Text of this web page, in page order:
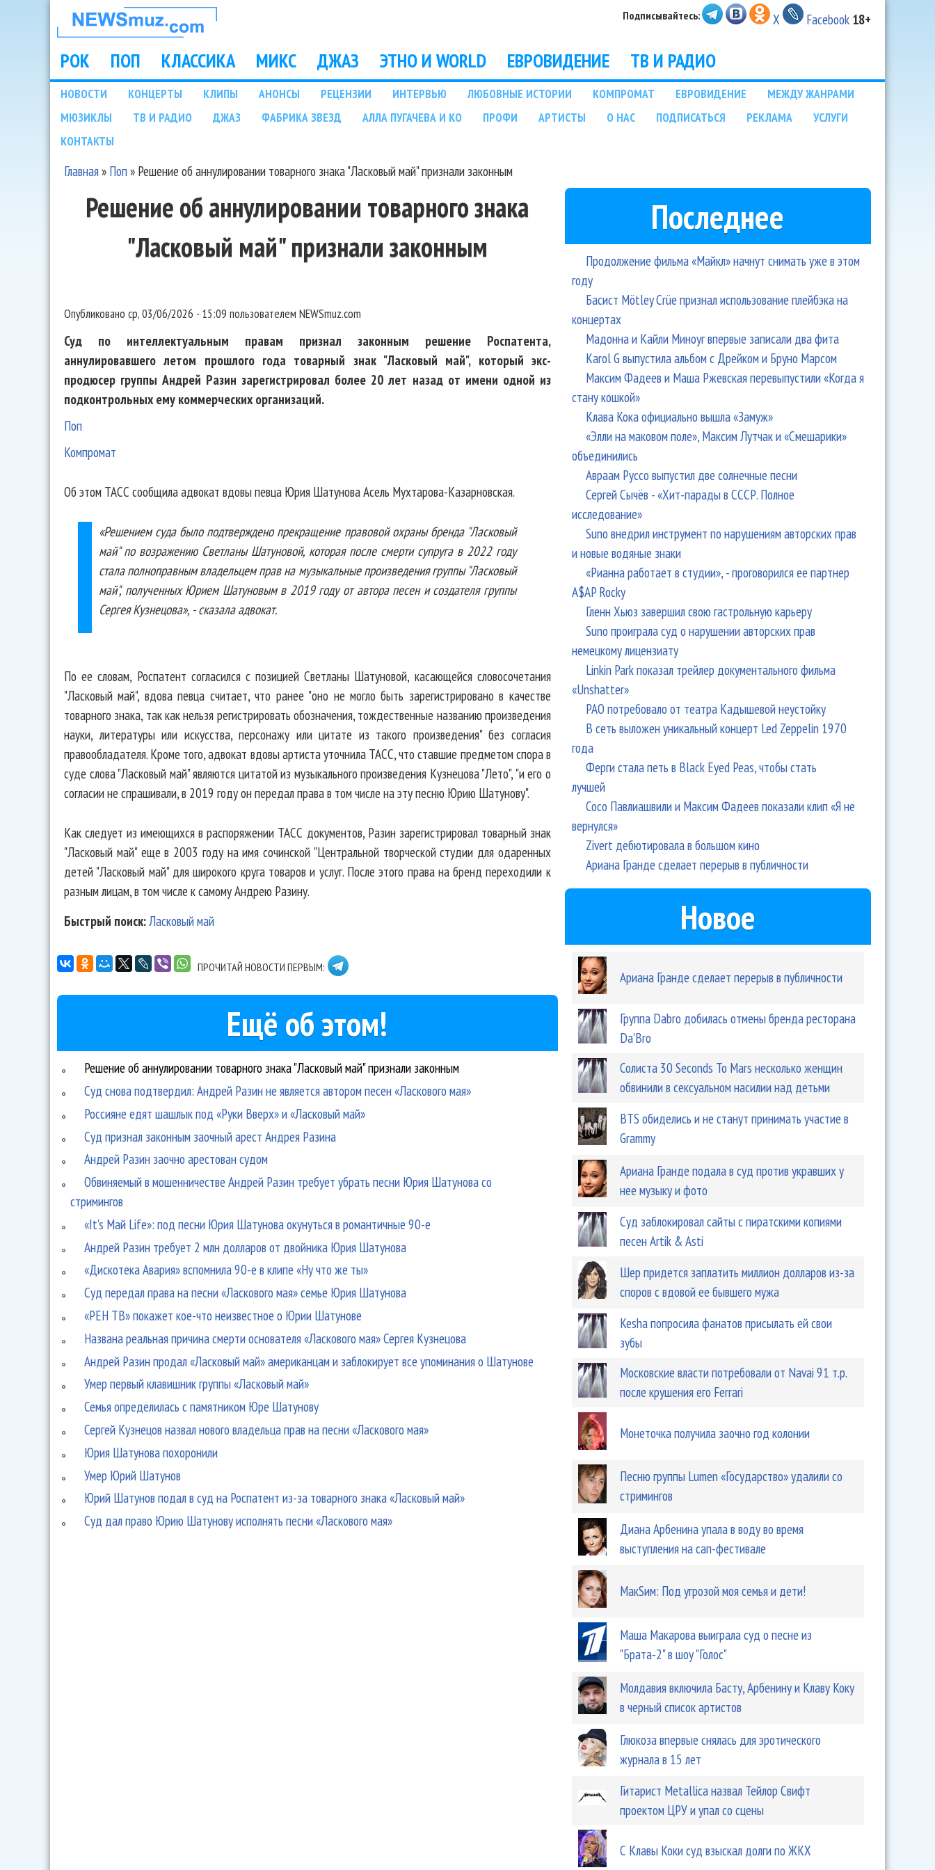
НОВОСТИ
МУЗЫКИ И
ШОУ БИЗНЕСА
NEWSMUZ.COM
Подписывайтесь: X Facebook 18+
Main menu
РОК ПОП КЛАССИКА МИКС ДЖАЗ ЭТНО И WORLD ЕВРОВИДЕНИЕ ТВ И РАДИО
Подразделы
НОВОСТИ КОНЦЕРТЫ КЛИПЫ АНОНСЫ РЕЦЕНЗИИ ИНТЕРВЬЮ ЛЮБОВНЫЕ ИСТОРИИ КОМПРОМАТ ЕВРОВИДЕНИЕ
МЕЖДУ ЖАНРАМИ
МЮЗИКЛЫ
ТВ И РАДИО ДЖАЗ ФАБРИКА ЗВЕЗД АЛЛА ПУГАЧЕВА И КО ПРОФИ АРТИСТЫ О НАС ПОДПИСАТЬСЯ РЕКЛАМА
УСЛУГИ
КОНТАКТЫ
Главная» Поп» Решение об аннулировании товарного знака "Ласковый май" признали законным
Решение об аннулировании товарного знака
"Ласковый май" признали законным
Опубликовано ср, 03/06/2026 - 15:09 пользователем NEWSmuz.com
Суд по интеллектуальным правам признал законным решение Роспатента,
аннулировавшего летом прошлого года товарный знак "Ласковый май", который экс-
продюсер группы Андрей Разин зарегистрировал более 20 лет назад от имени одной из
подконтрольных ему коммерческих организаций.
Поп
Компромат
Об этом ТАСС сообщила адвокат вдовы певца Юрия Шатунова Асель Мухтарова-Казарновская.
«Решением суда было подтверждено прекращение правовой охраны бренда "Ласковый
май" по возражению Светланы Шатуновой, которая после смерти супруга в 2022 году
стала полноправным владельцем прав на музыкальные произведения группы "Ласковый
май", полученных Юрием Шатуновым в 2019 году от автора песен и создателя группы
Сергея Кузнецова», - сказала адвокат.
По ее словам, Роспатент согласился с позицией Светланы Шатуновой, касающейся словосочетания
"Ласковый май", вдова певца считает, что ранее "оно не могло быть зарегистрировано в качестве
товарного знака, так как нельзя регистрировать обозначения, тождественные названию произведения
науки, литературы или искусства, персонажу или цитате из такого произведения" без согласия
правообладателя. Кроме того, адвокат вдовы артиста уточнила ТАСС, что ставшие предметом спора в
суде слова "Ласковый май" являются цитатой из музыкального произведения Кузнецова "Лето", "и его о
согласии не спрашивали, в 2019 году он передал права в том числе на эту песню Юрию Шатунову".
Как следует из имеющихся в распоряжении ТАСС документов, Разин зарегистрировал товарный знак
"Ласковый май" еще в 2003 году на имя сочинской "Центральной творческой студии для одаренных
детей "Ласковый май" для широкого круга товаров и услуг. После этого права на бренд переходили к
разным лицам, в том числе к самому Андрею Разину.
Быстрый поиск:Ласковый май
ПРОЧИТАЙ НОВОСТИ ПЕРВЫМ:
Ещё об этом!
Решение об аннулировании товарного знака "Ласковый май" признали законным
Суд снова подтвердил: Андрей Разин не является автором песен «Ласкового мая»
Россияне едят шашлык под «Руки Вверх» и «Ласковый май»
Суд признал законным заочный арест Андрея Разина
Андрей Разин заочно арестован судом
Обвиняемый в мошенничестве Андрей Разин требует убрать песни Юрия Шатунова со
стримингов
«It's Май Life»: под песни Юрия Шатунова окунуться в романтичные 90-е
Андрей Разин требует 2 млн долларов от двойника Юрия Шатунова
«Дискотека Авария» вспомнила 90-е в клипе «Ну что же ты»
Суд передал права на песни «Ласкового мая» семье Юрия Шатунова
«РЕН ТВ» покажет кое-что неизвестное о Юрии Шатунове
Названа реальная причина смерти основателя «Ласкового мая» Сергея Кузнецова
Андрей Разин продал «Ласковый май» американцам и заблокирует все упоминания о Шатунове
Умер первый клавишник группы «Ласковый май»
Семья определилась с памятником Юре Шатунову
Сергей Кузнецов назвал нового владельца прав на песни «Ласкового мая»
Юрия Шатунова похоронили
Умер Юрий Шатунов
Юрий Шатунов подал в суд на Роспатент из-за товарного знака «Ласковый май»
Суд дал право Юрию Шатунову исполнять песни «Ласкового мая»
Последнее
Продолжение фильма «Майкл» начнут снимать уже в этом
году
Басист Mötley Crüe признал использование плейбэка на
концертах
Мадонна и Кайли Миноуг впервые записали два фита
Karol G выпустила альбом с Дрейком и Бруно Марсом
Максим Фадеев и Маша Ржевская перевыпустили «Когда я
стану кошкой»
Клава Кока официально вышла «Замуж»
«Элли на маковом поле», Максим Лутчак и «Смешарики»
объединились
Авраам Руссо выпустил две солнечные песни
Сергей Сычёв - «Хит-парады в СССР. Полное
исследование»
Suno внедрил инструмент по нарушениям авторских прав
и новые водяные знаки
«Рианна работает в студии», - проговорился ее партнер
A$AP Rocky
Гленн Хьюз завершил свою гастрольную карьеру
Suno проиграла суд о нарушении авторских прав
немецкому лицензиату
Linkin Park показал трейлер документального фильма
«Unshatter»
РАО потребовало от театра Кадышевой неустойку
В сеть выложен уникальный концерт Led Zeppelin 1970
года
Ферги стала петь в Black Eyed Peas, чтобы стать
лучшей
Сосо Павлиашвили и Максим Фадеев показали клип «Я не
вернулся»
Zivert дебютировала в большом кино
Ариана Гранде сделает перерыв в публичности
Новое
Ариана Гранде сделает перерыв в публичности
Группа Dabro добилась отмены бренда ресторана
Da'Bro
Солиста 30 Seconds To Mars несколько женщин
обвинили в сексуальном насилии над детьми
BTS обиделись и не станут принимать участие в
Grammy
Ариана Гранде подала в суд против укравших у
нее музыку и фото
Суд заблокировал сайты с пиратскими копиями
песен Artik & Asti
Шер придется заплатить миллион долларов из-за
споров с вдовой ее бывшего мужа
Kesha попросила фанатов присылать ей свои
зубы
Московские власти потребовали от Navai 91 т.р.
после крушения его Ferrari
Монеточка получила заочно год колонии
Песню группы Lumen «Государство» удалили со
стримингов
Диана Арбенина упала в воду во время
выступления на сап-фестивале
МакSим: Под угрозой моя семья и дети!
Маша Макарова выиграла суд о песне из
"Брата-2" в шоу "Голос"
Молдавия включила Басту, Арбенину и Клаву Коку
в черный список артистов
Глюкоза впервые снялась для эротического
журнала в 15 лет
Гитарист Metallica назвал Тейлор Свифт
проектом ЦРУ и упал со сцены
С Клавы Коки суд взыскал долги по ЖКХ